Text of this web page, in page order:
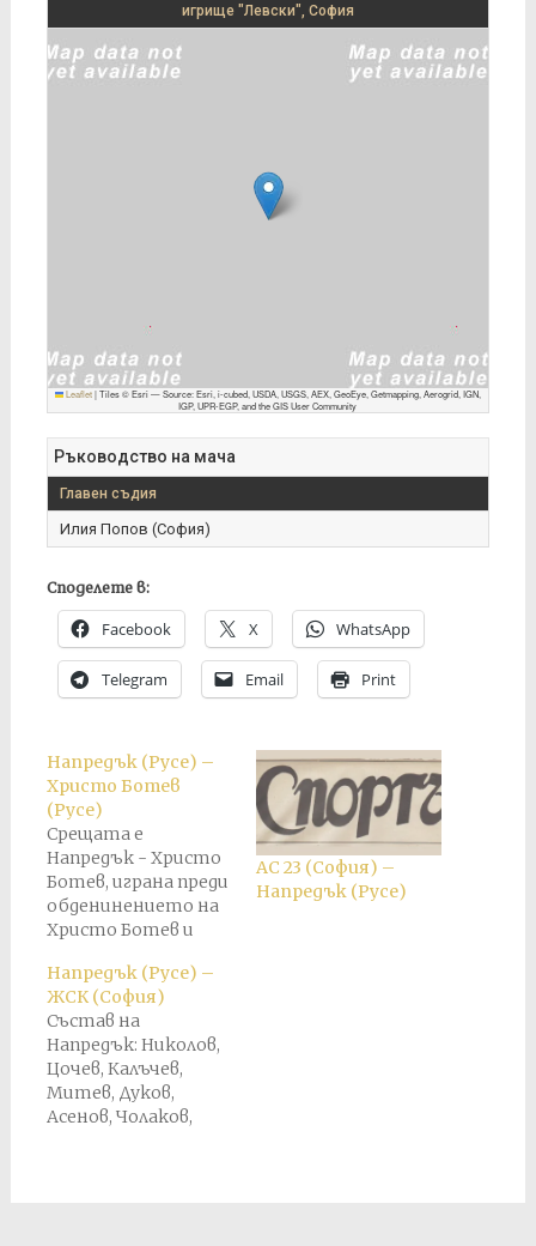
игрище "Левски", София
Leaflet |Tiles © Esri — Source: Esri, i-cubed, USDA, USGS, AEX, GeoEye, Getmapping, Aerogrid, IGN,
IGP, UPR-EGP, and the GIS User Community
Ръководство на мача
Главен съдия
Илия Попов (София)
Споделете в:
Facebook X WhatsApp
Telegram Email Print
Напредък (Русе) –
Христо Ботев
(Русе)
Срещата е
Напредък - Христо
Ботев, играна преди
обденинението на
Христо Ботев и
юни 1924 г.
Резултатът от
този мач е
прехвърлен в
актива на Кубрат в
крайното
класиране.
АС 23 (София) –
Напредък (Русе)
Напредък (Русе) –
ЖСК (София)
Състав на
Напредък: Николов,
Цочев, Калъчев,
Митев, Дуков,
Асенов, Чолаков,